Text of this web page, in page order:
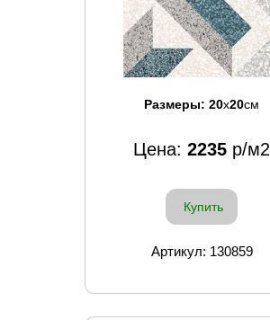
Размеры: 20x20см
Цена: 2235 р/м2
Купить
Артикул: 130859